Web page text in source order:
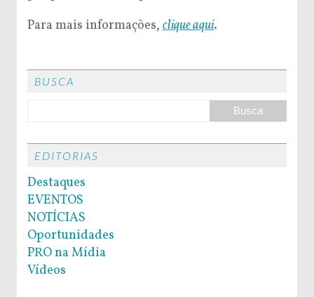
Para mais informações, clique aqui.
BUSCA
EDITORIAS
Destaques
EVENTOS
NOTÍCIAS
Oportunidades
PRO na Mídia
Vídeos